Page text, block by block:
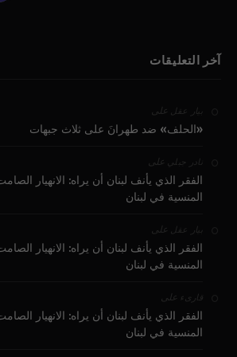
آخر التعليقات
بيار عقل على
«الحلف» ضد طهرانَ على ثلاث جبهات
نادر جبلي على
الفقر الذي يأنف لبنان أن يراه: الانهيار
المنسية في لبنان
بيار عقل على
الفقر الذي يأنف لبنان أن يراه: الانهيار
المنسية في لبنان
قارىء على
الفقر الذي يأنف لبنان أن يراه: الانهيار
المنسية في لبنان